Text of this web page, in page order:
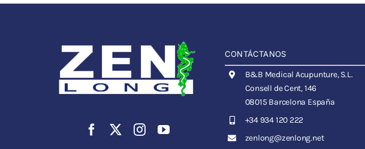
CONTÁCTANOS
B&B Medical Acupunture, S.L.
Consell de Cent, 146
08015 Barcelona España
+34 934 120 222
zenlong@zenlong.net